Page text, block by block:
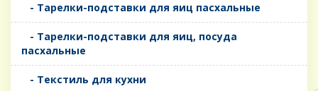
- Тарелки-подставки для яиц пасхальные
- Тарелки-подставки для яиц, посуда
пасхальные
- Текстиль для кухни